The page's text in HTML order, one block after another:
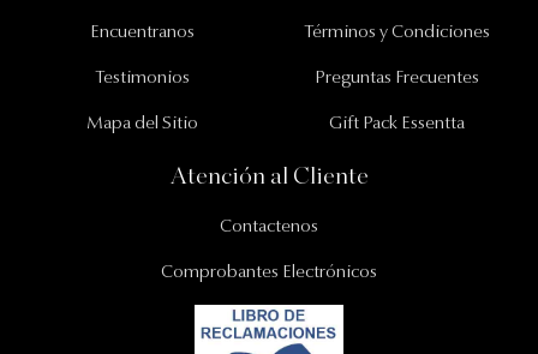
Encuentranos
Testimonios
Mapa del Sitio
Términos y Condiciones
Preguntas Frecuentes
Gift Pack Essentta
Atención al Cliente
Contactenos
Comprobantes Electrónicos